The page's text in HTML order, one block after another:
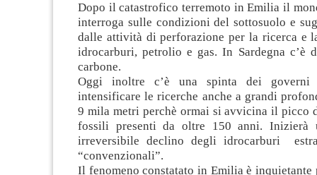
Dopo il catastrofico terremoto in Emilia il
interroga sulle condizioni del sottosuolo e
dalle attività di perforazione per la ricerca e
idrocarburi, petrolio e gas. In Sardegna c’è
carbone.
Oggi inoltre c’è una spinta dei governi
intensificare le ricerche anche a grandi
9 mila metri perchè ormai si avvicina il picco
fossili presenti da oltre 150 anni. Inizierà
irreversibile declino degli idrocarburi
“convenzionali”.
Il fenomeno constatato in Emilia è inquietante